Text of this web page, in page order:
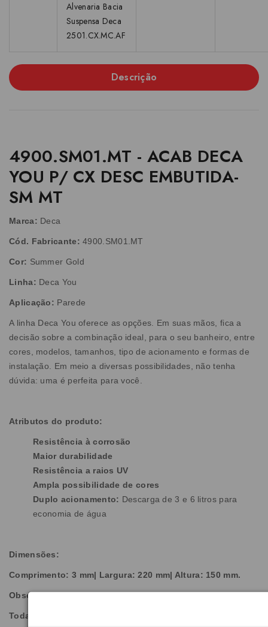
Alvenaria Bacia
Suspensa Deca
2501.CX.MC.AF
Descrição
4900.SM01.MT - ACAB DECA
YOU P/ CX DESC EMBUTIDA-
SM MT
Marca: Deca
Cód. Fabricante:4900.SM01.MT
Cor: Summer Gold
Linha: Deca You
Aplicação: Parede
A linha Deca You oferece as opções. Em suas mãos, fica a
decisão sobre a combinação ideal, para o seu banheiro, entre
cores, modelos, tamanhos, tipo de acionamento e formas de
instalação. Em meio a diversas possibilidades, não tenha
dúvida: uma é perfeita para você.
Atributos do produto:
Resistência à corrosão
Maior durabilidade
Resistência a raios UV
Ampla possibilidade de cores
Duplo acionamento: Descarga de 3 e 6 litros para
economia de água
Dimensões:
Comprimento: 3 mm| Largura: 220 mm| Altura: 150 mm.
Observação:
Todas as imagens são meramente ilustrativas.